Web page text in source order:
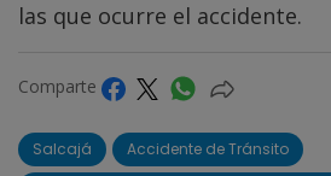
las que ocurre el accidente.
Comparte
Salcajá
Accidente de Tránsito